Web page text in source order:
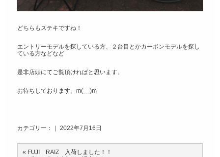
どちらもステキですね！
エントリーモデルを探している方、２台目とかカーボンモデルを探し
ている方などなど
是非店頭にてご覧頂ければと思います。
お待ちしております。m(__)m
カテゴリー：｜ 2022年7月16日
« FUJI RAIZ 入荷しました！！